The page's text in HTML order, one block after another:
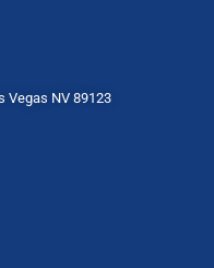
Vegas NV 89123